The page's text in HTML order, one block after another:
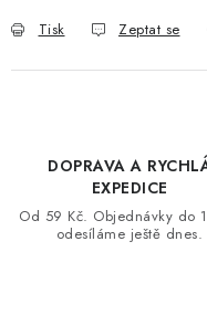
Hodnocení obchodu
Kontakt
Obchodní
Tisk Zeptat se
DOPRAVA A
EXPEDICE
Od 59 Kč. Objednávky do
odesíláme ještě dnes.